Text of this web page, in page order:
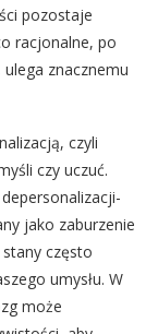
pozostaje
racjonalne, po
znacznemu
czyli
czy uczuć.
jako zaburzenie
często
umysłu. W
może